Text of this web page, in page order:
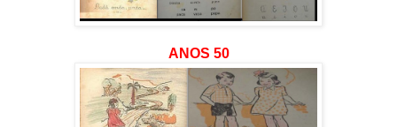
ANOS 50